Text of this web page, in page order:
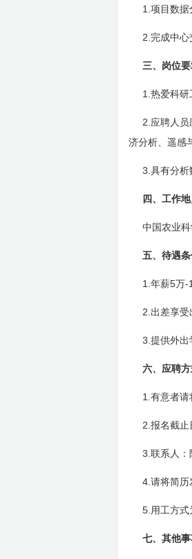
1. 项目数据
2. 完成中心
三、岗位
1. 热爱科研
2. 应聘人
济分析、遥感
3. 具有分析
四、工作
中国农业
五、待遇
1. 年薪5万-
2. 出差享受
3. 提供外出
六、应聘
1. 有意者请
2. 报名截止
3. 联系人：
4. 请将简历
5. 用工方
七、其他